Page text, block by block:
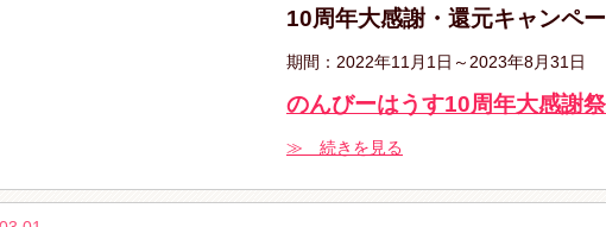
10周年大感謝・還元キャンペ
期間：2022年11月1日～2023年8月31日
のんびーはうす10周年大感謝
≫ 続きを見る